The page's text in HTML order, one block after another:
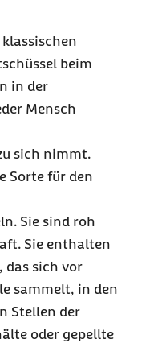
beim
in der
Mensch
sich nimmt.
Sorte für den
Sie sind roh
Sie enthalten
das sich vor
sammelt, in den
Stellen der
oder gepellte